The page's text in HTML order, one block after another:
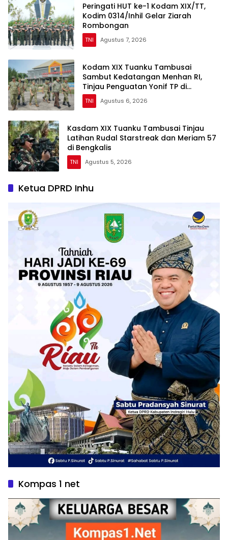
Peringati HUT ke-1 Kodam XIX/TT,
Kodim 0314/Inhil Gelar Ziarah
Rombongan
TNI Agustus 7, 2026
Kodam XIX Tuanku Tambusai
Sambut Kedatangan Menhan RI,
Tinjau Penguatan Yonif TP di
Bengkalis dan Kampar
TNI Agustus 6, 2026
Kasdam XIX Tuanku Tambusai Tinjau
Latihan Rudal Starstreak dan Meriam 57
di Bengkalis
TNI Agustus 5, 2026
Ketua DPRD Inhu
Kompas 1 net